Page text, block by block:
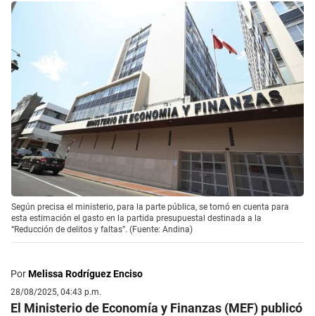
Según precisa el ministerio, para la parte pública, se tomó en cuenta para
esta estimación el gasto en la partida presupuestal destinada a la
“Reducción de delitos y faltas”. (Fuente: Andina)
PorMelissa Rodríguez Enciso
28/08/2025, 04:43 p.m.
El Ministerio de Economía y Finanzas (MEF) publicó